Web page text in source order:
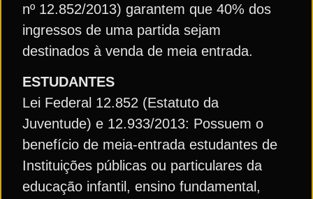
nº 12.852/2013) garantem que 40% dos
ingressos de uma partida sejam
destinados à venda de meia entrada.
ESTUDANTES
Lei Federal 12.852 (Estatuto da
Juventude) e 12.933/2013: Possuem o
benefício de meia-entrada estudantes de
Instituições públicas ou particulares da
educação infantil, ensino fundamental,